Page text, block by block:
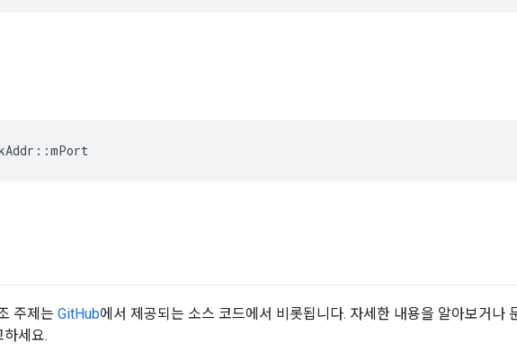
::mPort
주제는 GitHub에서 제공되는 소스 코드에서 비롯됩니다. 자세한 내용을 알아보거나
하세요.